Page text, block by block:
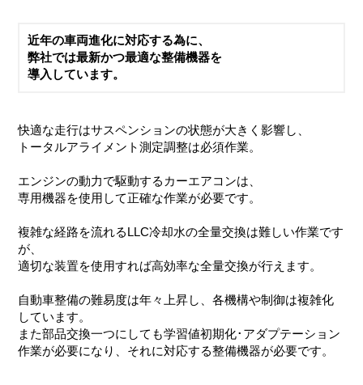
近年の車両進化に対応する為に、
弊社では最新かつ最適な整備機器を
導入しています。
快適な走行はサスペンションの状態が大きく影響し、
トータルアライメント測定調整は必須作業。
エンジンの動力で駆動するカーエアコンは、
専用機器を使用して正確な作業が必要です。
複雑な経路を流れるLLC冷却水の全量交換は難しい作業です
が、
適切な装置を使用すれば高効率な全量交換が行えます。
自動車整備の難易度は年々上昇し、各機構や制御は複雑化
しています。
また部品交換一つにしても学習値初期化･アダプテーション
作業が必要になり、それに対応する整備機器が必要です。